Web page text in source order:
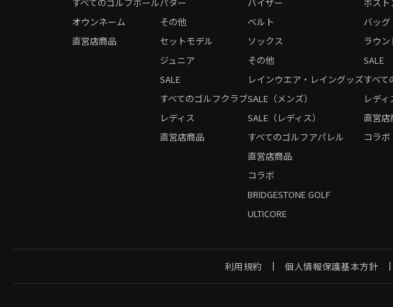
オウンネーム
直営店商品
レディス
直営店商品
その他
セットモデル
ジュニア
SALE
すべてのゴルフクラブ
直営店商品
コラボ
BRIDGESTONE GOLF
ULTICORE
ベルト
ソックス
その他
レインウエア・レイングッズ
SALE（メンズ）
SALE（レディス）
すべてのゴルフアパレル
レディ
直営店
コラボ
バッ
ラウ
SALE
すべて
利用規約 個人情報保護基本方針